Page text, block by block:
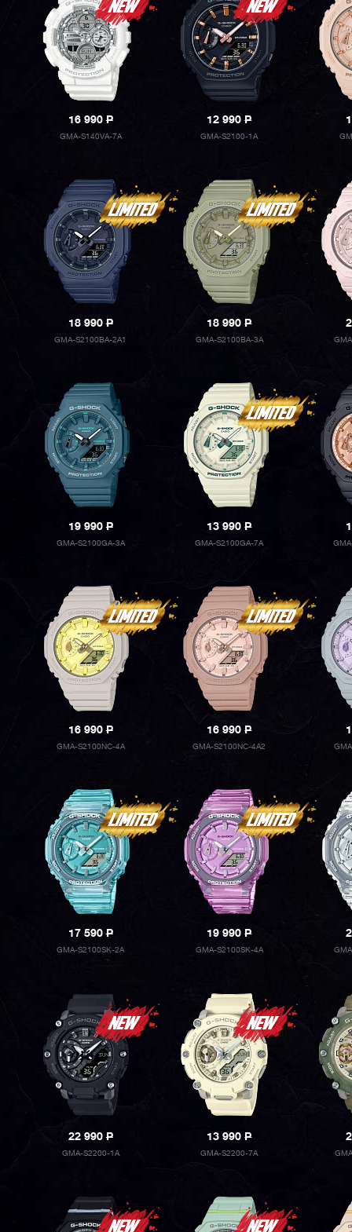
16 990P
GMA-S140VA-7A
12 990P
GMA-S2100-1A
18 990P
GMA-S2100BA-2A1
18 990P
GMA-S2100BA-3A
19 990P
GMA-S2100GA-3A
13 990P
GMA-S2100GA-7A
16 990P
GMA-S2100NC-4A
16 990P
GMA-S2100NC-4A2
17 590P
GMA-S2100SK-2A
19 990P
GMA-S2100SK-4A
22 990P
GMA-S2200-1A
13 990P
GMA-S2200-7A